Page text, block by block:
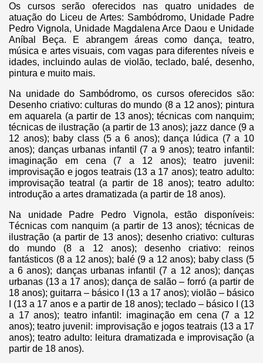
Os cursos serão oferecidos nas quatro unidades de
atuação do Liceu de Artes: Sambódromo, Unidade Padre
Pedro Vignola, Unidade Magdalena Arce Daou e Unidade
Aníbal Beça. E abrangem áreas como dança, teatro,
música e artes visuais, com vagas para diferentes níveis e
idades, incluindo aulas de violão, teclado, balé, desenho,
pintura e muito mais.
Na unidade do Sambódromo, os cursos oferecidos são:
Desenho criativo: culturas do mundo (8 a 12 anos); pintura
em aquarela (a partir de 13 anos); técnicas com nanquim;
técnicas de ilustração (a partir de 13 anos); jazz dance (9 a
12 anos); baby class (5 a 6 anos); dança lúdica (7 a 10
anos); danças urbanas infantil (7 a 9 anos); teatro infantil:
imaginação em cena (7 a 12 anos); teatro juvenil:
improvisação e jogos teatrais (13 a 17 anos); teatro adulto:
improvisação teatral (a partir de 18 anos); teatro adulto:
introdução a artes dramatizada (a partir de 18 anos).
Na unidade Padre Pedro Vignola, estão disponíveis:
Técnicas com nanquim (a partir de 13 anos); técnicas de
ilustração (a partir de 13 anos); desenho criativo: culturas
do mundo (8 a 12 anos); desenho criativo: reinos
fantásticos (8 a 12 anos); balé (9 a 12 anos); baby class (5
a 6 anos); danças urbanas infantil (7 a 12 anos); danças
urbanas (13 a 17 anos); dança de salão – forró (a partir de
18 anos); guitarra – básico I (13 a 17 anos); violão – básico
I (13 a 17 anos e a partir de 18 anos); teclado – básico I (13
a 17 anos); teatro infantil: imaginação em cena (7 a 12
anos); teatro juvenil: improvisação e jogos teatrais (13 a 17
anos); teatro adulto: leitura dramatizada e improvisação (a
partir de 18 anos).